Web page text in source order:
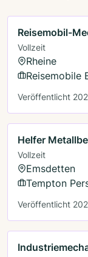
Reisemobil-
Vollzeit
Rheine
Reisemobile
Veröffentlicht
Helfer
Vollzeit
Emsdetten
Tempton
Veröffentlicht